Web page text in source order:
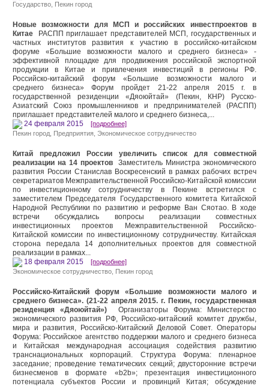
Государство Пекин город
Новые возможности для МСП и российских инвестпроектов в
Китае РАСПП приглашает представителей МСП, государственных и
частных институтов развития к участию в российско-китайском
форуме «Большие возможности малого и среднего бизнеса» -
эффективной площадке для продвижения российской экспортной
продукции в Китае и привлечения инвестиций в регионы РФ.
Российско-китайский форум «Большие возможности малого и
среднего бизнеса» Форум пройдет 21-22 апреля 2015 г. в
государственной резиденции «Дяоюйтай» (Пекин, КНР) Русско-
Азиатский Союз промышленников и предпринимателей (РАСПП)
приглашает представителей малого и среднего бизнеса,...
24 февраля 2015 [подробнее]
Пекин город Предприятия Экономическое сотрудничество
Китай предложил России увеличить список для совместной
реализации на 14 проектовЗаместитель Министра экономического
развития России Станислав Воскресенский в рамках рабочих встреч
секретариатов Межправительственной Российско-Китайской комиссии
по инвестиционному сотрудничеству в Пекине встретился с
заместителем Председателя Государственного комитета Китайской
Народной Республики по развитию и реформе Ван Сяотао. В ходе
встречи обсуждались вопросы реализации совместных
инвестиционных проектов Межправительственной Российско-
Китайской комиссии по инвестиционному сотрудничеству. Китайская
сторона передала 14 дополнительных проектов для совместной
реализации в рамках...
18 февраля 2015 [подробнее]
Экономическое сотрудничество Пекин город
Российско-Китайский форум «Большие возможности малого и
среднего бизнеса». (21-22 апреля 2015. г. Пекин, государственная
резиденция «Дяоюйтай») Организаторы Форума: Министерство
экономического развития РФ, Российско-китайский комитет дружбы,
мира и развития, Российско-Китайский Деловой Совет. Операторы
Форума: Российское агентство поддержки малого и среднего бизнеса
и Китайская международная ассоциация содействия развитию
транснациональных корпораций. Структура Форума: пленарное
заседание; проведение тематических секций; двусторонние встречи
бизнесменов в формате «b2b»; презентация инвестиционного
потенциала субъектов России и провинций Китая; обсуждение